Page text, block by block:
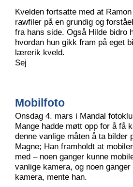
Kvelden fortsatte med at
rawfiler på en grundig og
fra hans side. Også Hilde bidro
hvordan hun gikk fram på eget
lærerik kveld.
Sej
Mobilfoto
Onsdag 4. mars i Mandal
Mange hadde møtt opp for å få
denne vanlige måten å ta bilder
Magne; Han framholdt at
med – noen ganger kunne
vanlige kamera, og noen
kamera, mente han.